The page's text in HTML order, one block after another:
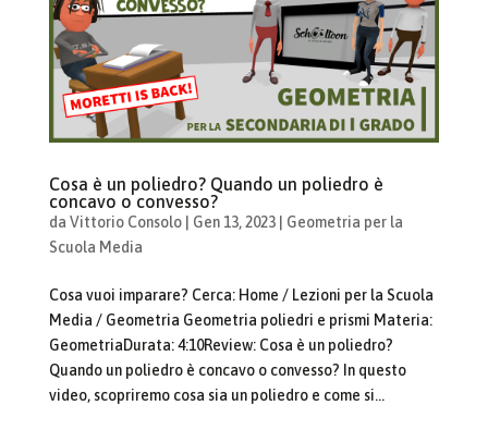
Cosa è un poliedro? Quando un poliedro è
concavo o convesso?
da Vittorio Consolo| Gen 13, 2023| Geometria per la
Scuola Media
Cosa vuoi imparare? Cerca: Home / Lezioni per la Scuola
Media / Geometria Geometria poliedri e prismi Materia:
GeometriaDurata: 4:10Review: Cosa è un poliedro?
Quando un poliedro è concavo o convesso? In questo
video, scopriremo cosa sia un poliedro e come si...